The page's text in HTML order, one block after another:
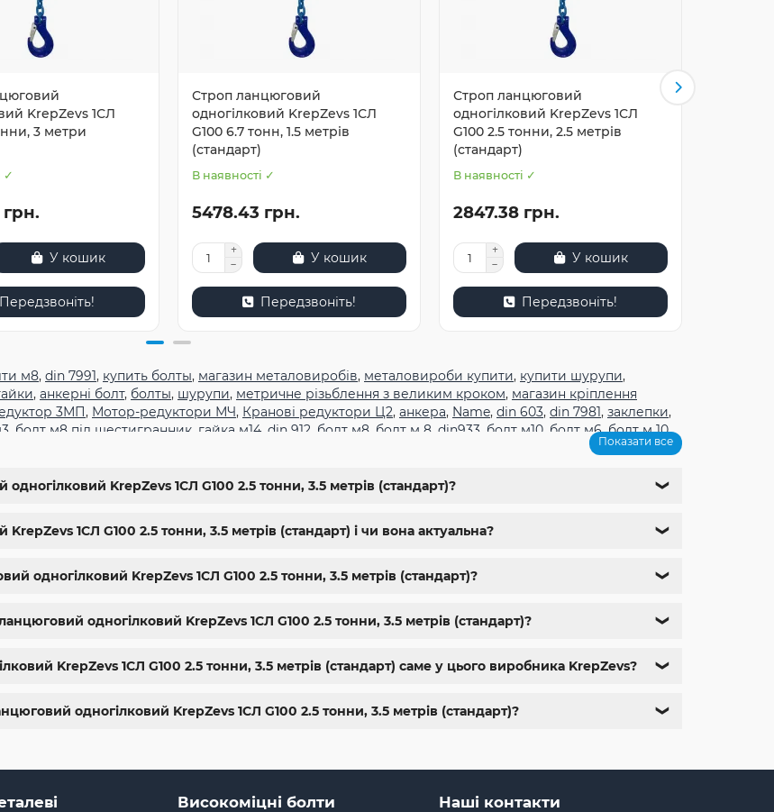
KrepZevs 1СЛ
3 метри
✓
У кошик
Передзвоніть!
Строп ланцюговий
одногілковий KrepZevs 1СЛ
G100 6.7 тонн, 1.5 метрів
(стандарт)
В наявності ✓
5478.43 грн.
У кошик
Передзвоніть!
Строп ланцюговий
одногілковий KrepZevs 1СЛ
G100 2.5 тонни, 2.5 метрів
(стандарт)
В наявності ✓
2847.38 грн.
У кошик
Передзвоніть!
м8, din 7991, купить болты, магазин металовиробів, металовироби купити, купити шурупи,
, анкерні болт, болты, шурупи, метричне різьблення з великим кроком, магазин кріплення
3МП, Мотор-редуктори МЧ, Кранові редуктори Ц2, анкера, Name, din 603, din 7981, заклепки,
болт м8 під шестигранник гайка м14 din 912 болт м8 болт м 8 din933 болт м10 болт м6,болт м 10,
din 6799,din
шайбы,болты 10.9,болты 8.8,винты м8 ,болт нержавеющий м8,болты госты
Показати все
KrepZevs 1СЛ G100 2.5 тонни, 3.5 метрів (стандарт)? ❯
1СЛ G100 2.5 тонни, 3.5 метрів (стандарт) і чи вона актуальна? ❯
одногілковий KrepZevs 1СЛ G100 2.5 тонни, 3.5 метрів (стандарт)? ❯
одногілковий KrepZevs 1СЛ G100 2.5 тонни, 3.5 метрів (стандарт)? ❯
KrepZevs 1СЛ G100 2.5 тонни, 3.5 метрів (стандарт) саме у цього виробника KrepZevs? ❯
одногілковий KrepZevs 1СЛ G100 2.5 тонни, 3.5 метрів (стандарт)? ❯
Високоміцні болти Наші контакти